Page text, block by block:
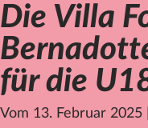
Lage
Startseite
Orte
Die Villa
für die
Vom 13. Februar 2025